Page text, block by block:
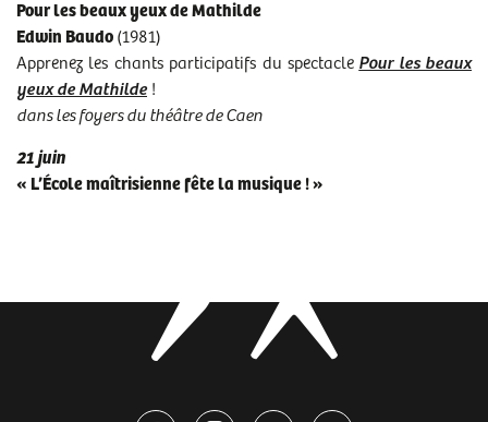
Pour les beaux yeux de Mathilde
Edwin Baudo (1981)
Apprenez les chants participatifs du spectacle Pour les beaux
yeux de Mathilde !
dans les foyers du théâtre de Caen
21 juin
« L’École maîtrisienne fête la musique ! »